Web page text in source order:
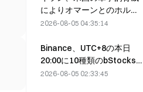
によりオマーンとのホルム
ズ海峡合意が遅延すると表
2026-08-05 04:35:14
Binance、UTC+8の本日
20:00に10種類のbStocks
取引ペアの取引を開始、メ
2026-08-05 02:33:45